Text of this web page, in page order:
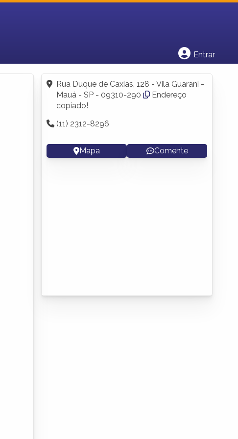
Entrar
Rua Duque de Caxias, 128 - Vila Guarani -
Mauá - SP - 09310-290
Endereço
copiado!
(11) 2312-8296
Mapa Comente